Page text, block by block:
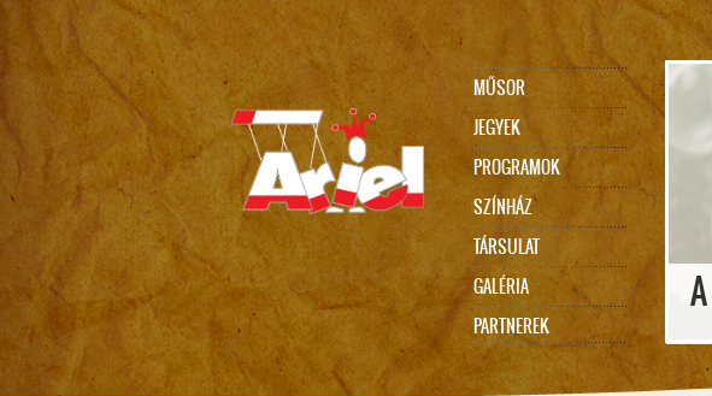
MŰSOR
JEGYEK
PROGRAMOK
SZÍNHÁZ
TÁRSULAT
GALÉRIA
PARTNEREK
75 // VARÁZSDOBOZ
beszélgetések ONLINE